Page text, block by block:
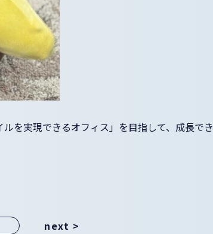
を実現できるオフィス」を目指して、成長で
next >